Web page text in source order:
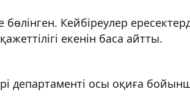
Кейбіреулер
екенін баса айтты.
департаменті осы оқиға